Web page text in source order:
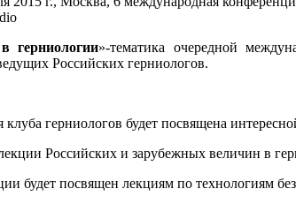
в герниологии»-тематика очередной
Российских герниологов.
герниологов будет посвящена
Российских и зарубежных величин в
будет посвящен лекциям по технологиям